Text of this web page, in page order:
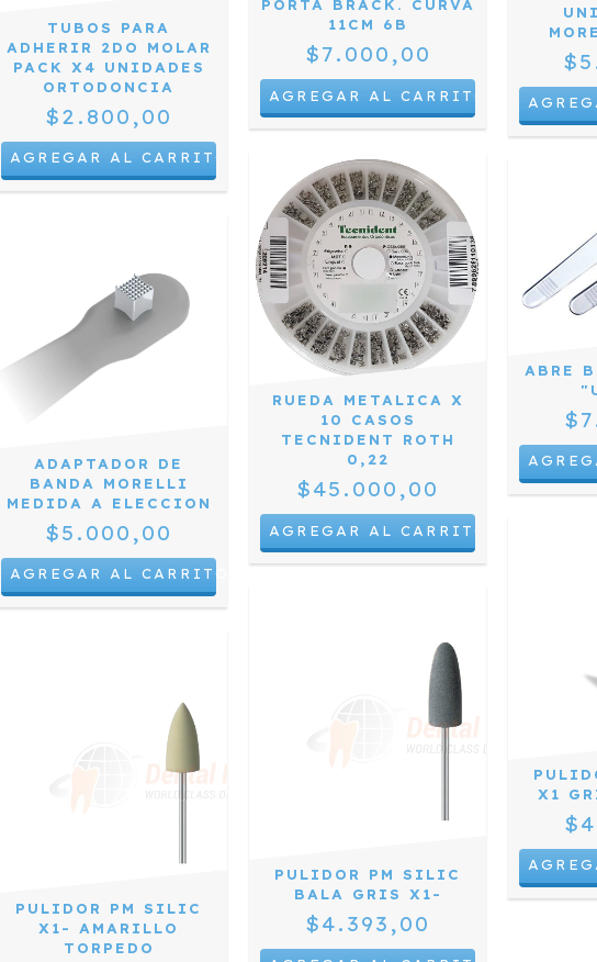
TUBOS PARA
ADHERIR 2DO MOLAR
PACK X4 UNIDADES
ORTODONCIA
$2.800,00
PORTA BRACK. CURVA
11CM 6B
$7.000,00
ADAPTADOR DE
BANDA MORELLI
MEDIDA A ELECCION
$5.000,00
AGREGAR AL CARRITO
RUEDA METALICA X
10 CASOS
TECNIDENT ROTH
0,22
$45.000,00
ABRE
PULIDOR PM SILIC
X1- AMARILLO
TORPEDO
PULIDOR PM SILIC
BALA GRIS X1-
$4.393,00
X1